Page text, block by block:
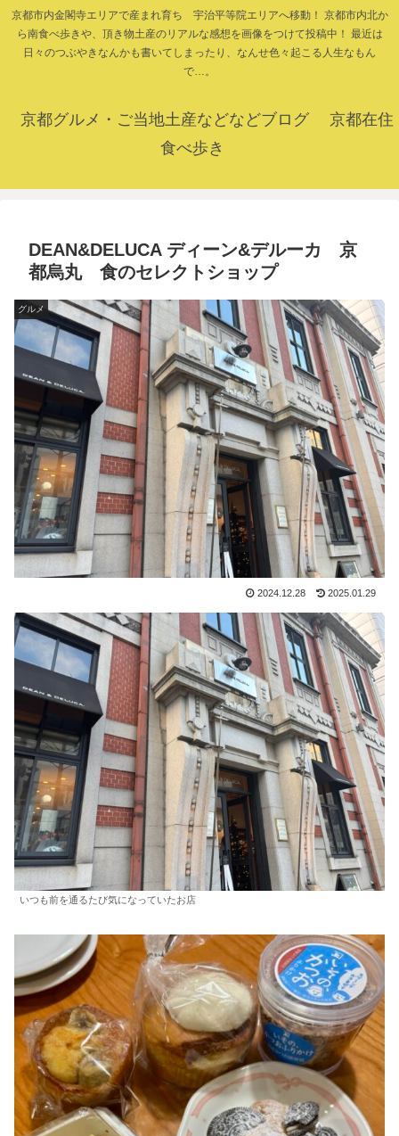
京都市内金閣寺エリアで産まれ育ち 宇治平等院エリアへ移動！ 京都市内北か
ら南食べ歩きや、頂き物土産のリアルな感想を画像をつけて投稿中！ 最近は
日々のつぶやきなんかも書いてしまったり、なんせ色々起こる人生なもん
で…。
京都グルメ・ご当地土産などなどブログ 京都在住
食べ歩き
DEAN&DELUCA ディーン&デルーカ 京
都烏丸 食のセレクトショップ
グルメ
2024.12.28 2025.01.29
いつも前を通るたび気になっていたお店